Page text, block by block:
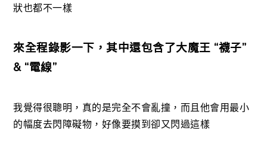
狀也都不一樣
來全程錄影一下，其中還包含了大魔王 “襪子”
& “電線”
我覺得很聰明，真的是完全不會亂撞，而且他會用最小
的幅度去閃障礙物，好像要摸到卻又閃過這樣